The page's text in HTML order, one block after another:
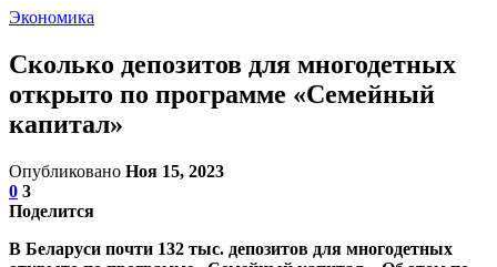
Экономика
Сколько депозитов для многодетных
открыто по программе «Семейный
капитал»
Опубликовано Ноя 15, 2023
0 3
Поделится
В Беларуси почти 132 тыс. депозитов для многодетных